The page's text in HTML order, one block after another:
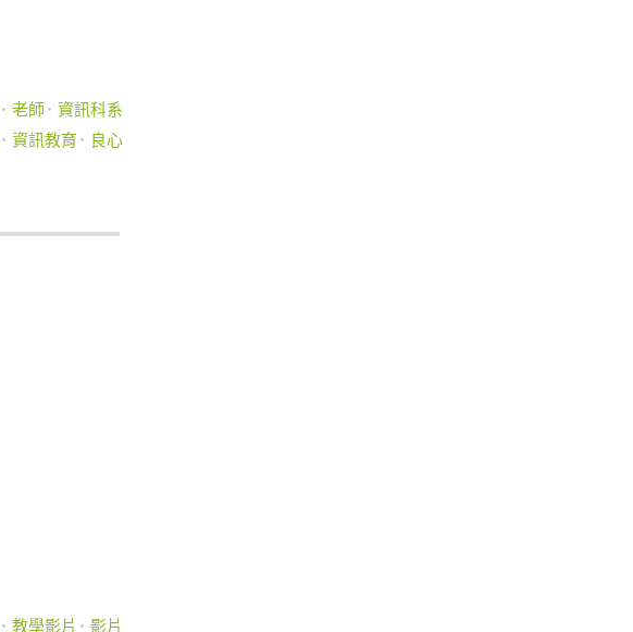
老師 資訊科系
資訊教育 良心
教學影片 影片